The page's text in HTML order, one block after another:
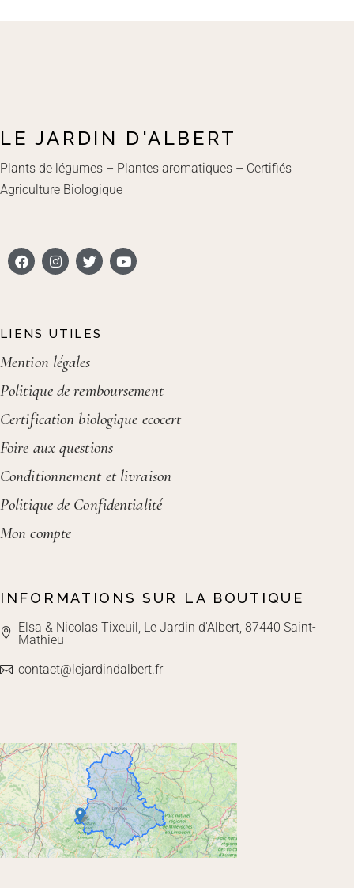
LE JARDIN D'ALBERT
Plants de légumes – Plantes aromatiques – Certifiés
Agriculture Biologique
LIENS UTILES
Mention légales
Politique de remboursement
Certification biologique ecocert
Foire aux questions
Conditionnement et livraison
Politique de Confidentialité
Mon compte
INFORMATIONS SUR LA BOUTIQUE
Elsa & Nicolas Tixeuil, Le Jardin d'Albert, 87440 Saint-
Mathieu
contact@lejardindalbert.fr